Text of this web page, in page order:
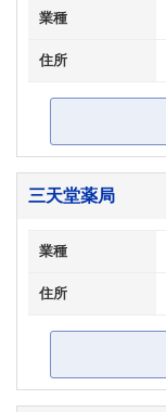
業種
住所
三天堂薬局
業種
住所